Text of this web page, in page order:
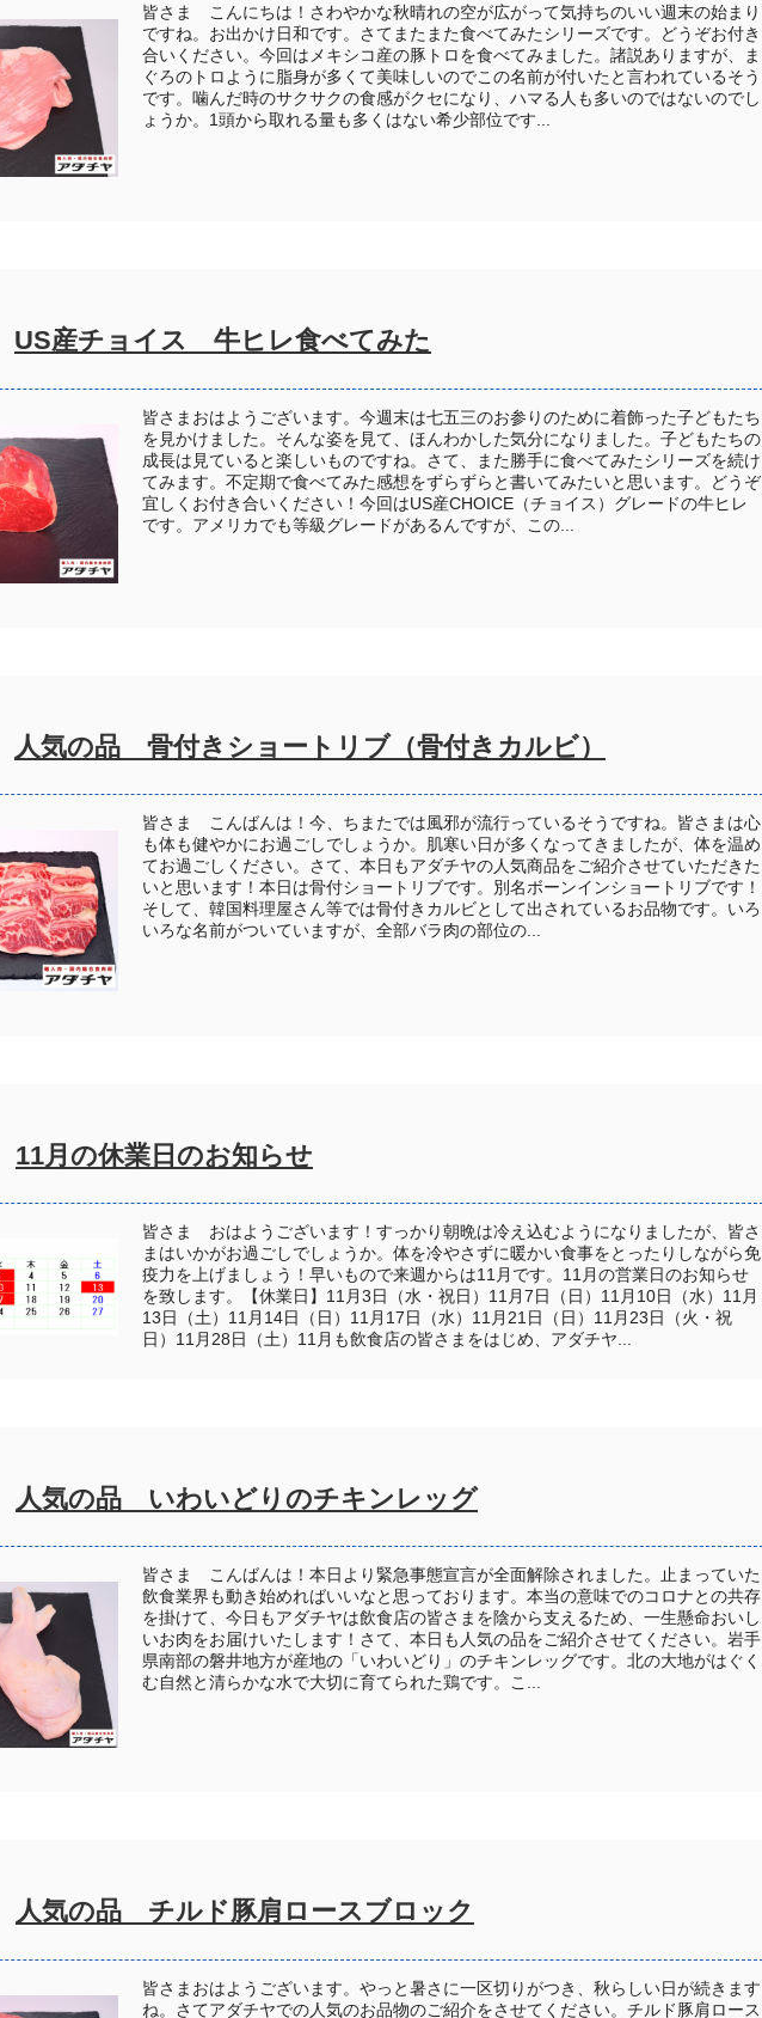
皆さま こんにちは！さわやかな秋晴れの空が広がって気持ちのいい週末の始まり
ですね。お出かけ日和です。さてまたまた食べてみたシリーズです。どうぞお付き
合いください。今回はメキシコ産の豚トロを食べてみました。諸説ありますが、ま
ぐろのトロように脂身が多くて美味しいのでこの名前が付いたと言われているそう
です。噛んだ時のサクサクの食感がクセになり、ハマる人も多いのではないのでし
ょうか。1頭から取れる量も多くはない希少部位です...
US産チョイス 牛ヒレ食べてみた
皆さまおはようございます。今週末は七五三のお参りのために着飾った子どもたち
を見かけました。そんな姿を見て、ほんわかした気分になりました。子どもたちの
成長は見ていると楽しいものですね。さて、また勝手に食べてみたシリーズを続け
てみます。不定期で食べてみた感想をずらずらと書いてみたいと思います。どうぞ
宜しくお付き合いください！今回はUS産CHOICE（チョイス）グレードの牛ヒレ
です。アメリカでも等級グレードがあるんですが、この...
人気の品 骨付きショートリブ（骨付きカルビ）
皆さま こんばんは！今、ちまたでは風邪が流行っているそうですね。皆さまは心
も体も健やかにお過ごしでしょうか。肌寒い日が多くなってきましたが、体を温め
てお過ごしください。さて、本日もアダチヤの人気商品をご紹介させていただきた
いと思います！本日は骨付ショートリブです。別名ボーンインショートリブです！
そして、韓国料理屋さん等では骨付きカルビとして出されているお品物です。いろ
いろな名前がついていますが、全部バラ肉の部位の...
11月の休業日のお知らせ
皆さま おはようございます！すっかり朝晩は冷え込むようになりましたが、皆さ
まはいかがお過ごしでしょうか。体を冷やさずに暖かい食事をとったりしながら免
疫力を上げましょう！早いもので来週からは11月です。11月の営業日のお知らせ
を致します。【休業日】11月3日（水・祝日）11月7日（日）11月10日（水）11月
13日（土）11月14日（日）11月17日（水）11月21日（日）11月23日（火・祝
日）11月28日（土）11月も飲食店の皆さまをはじめ、アダチヤ...
人気の品 いわいどりのチキンレッグ
皆さま こんばんは！本日より緊急事態宣言が全面解除されました。止まっていた
飲食業界も動き始めればいいなと思っております。本当の意味でのコロナとの共存
を掛けて、今日もアダチヤは飲食店の皆さまを陰から支えるため、一生懸命おいし
いお肉をお届けいたします！さて、本日も人気の品をご紹介させてください。岩手
県南部の磐井地方が産地の「いわいどり」のチキンレッグです。北の大地がはぐく
む自然と清らかな水で大切に育てられた鶏です。こ...
人気の品 チルド豚肩ロースブロック
皆さまおはようございます。やっと暑さに一区切りがつき、秋らしい日が続きます
ね。さてアダチヤでの人気のお品物のご紹介をさせてください。チルド豚肩ロース